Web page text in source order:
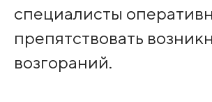
специалисты
препятствовать
возгораний.